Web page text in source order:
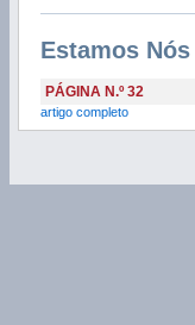
Estamos
PÁGINA N.º 32
artigo completo